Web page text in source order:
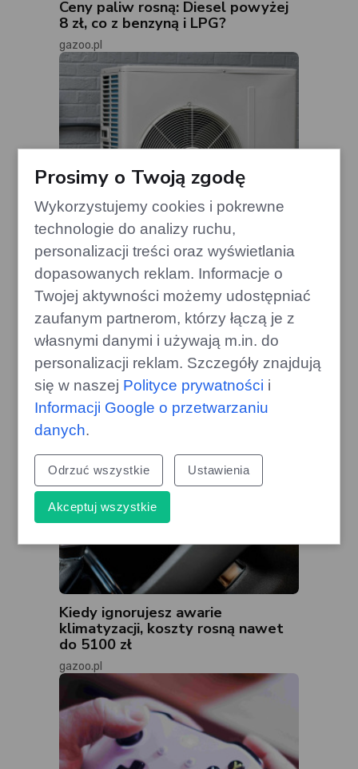
Ceny paliw rosną: Diesel powyżej
8 zł, co z benzyną i LPG?
gazoo.pl
Jak zatrzymać 30% ciepła w
domu? Znajdź ukryte źródło strat!
edithome.pl
Kiedy ignorujesz awarie
klimatyzacji, koszty rosną nawet
do 5100 zł
gazoo.pl
Prosimy o Twoją zgodę
Wykorzystujemy cookies i pokrewne
technologie do analizy ruchu,
personalizacji treści oraz wyświetlania
dopasowanych reklam. Informacje o
Twojej aktywności możemy udostępniać
zaufanym partnerom, którzy łączą je z
własnymi danymi i używają m.in. do
personalizacji reklam. Szczegóły znajdują
się w naszej Polityce prywatności i
Informacji Google o przetwarzaniu
danych.
Odrzuć wszystkie Ustawienia
Akceptuj wszystkie